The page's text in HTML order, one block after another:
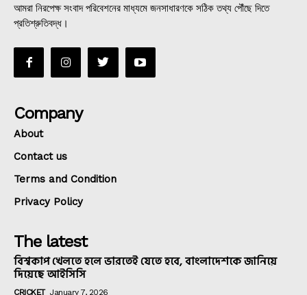
আমরা নিরপেক্ষ সংবাদ পরিবেশনের মাধ্যমে জনসাধারণকে সঠিক তথ্য পৌঁছে দিতে
প্রতিশ্রুতিবদ্ধ।
Company
About
Contact us
Terms and Condition
Privacy Policy
The latest
বিশ্বকাপ খেলতে হলে ভারতেই যেতে হবে, বাংলাদেশকে জানিয়ে
দিয়েছে আইসিসি
CRICKET January 7, 2026